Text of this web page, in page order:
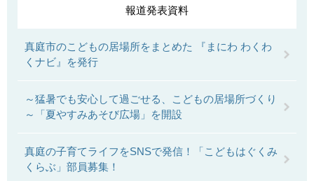
報道発表資料
真庭市のこどもの居場所をまとめた 『まにわ わくわ
くナビ』を発行
～猛暑でも安心して過ごせる、こどもの居場所づくり
～「夏やすみあそび広場」を開設
真庭の子育てライフをSNSで発信！「こどもはぐくみ
くらぶ」部員募集！